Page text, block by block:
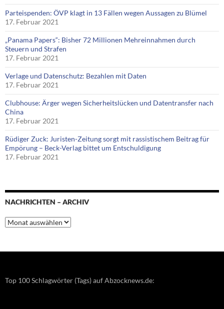
Parteispenden: ÖVP klagt in 13 Fällen wegen Aussagen zu Blümel
17. Februar 2021
„Panama Papers“: Bisher 72 Millionen Mehreinnahmen durch
Steuern und Strafen
17. Februar 2021
Verlage und Datenschutz: Bezahlen mit Daten
17. Februar 2021
Clubhouse: Ärger wegen Sicherheitslücken und Datentransfer nach
China
17. Februar 2021
Rüdiger Zuck: Juristen-Zeitung sorgt mit rassistischem Beitrag für
Empörung – Beck-Verlag bittet um Entschuldigung
17. Februar 2021
NACHRICHTEN – ARCHIV
Nachrichten
–
Top 100 Schlagwörter (Tags) auf Abzocknews.de: